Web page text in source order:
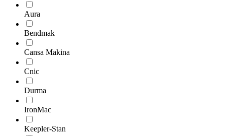
Aura
Bendmak
Cansa Makina
Cnic
Durma
IronMac
Keepler-Stan